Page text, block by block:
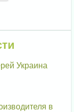
Украина
в